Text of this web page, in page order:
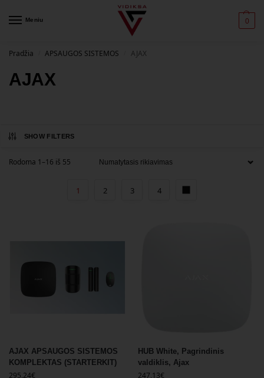
Meniu 0
Pradžia APSAUGOS SISTEMOS AJAX
AJAX
SHOW FILTERS
Rodoma 1–16 iš 55
1 2 3 4
AJAX APSAUGOS SISTEMOS
KOMPLEKTAS (STARTERKIT)
295,24€
HUB White, Pagrindinis
valdiklis, Ajax
247,13€